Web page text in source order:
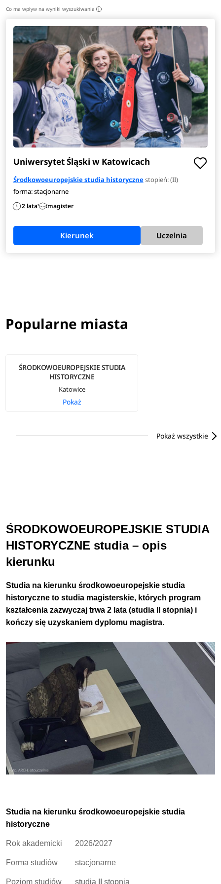
Co ma wpływ na wyniki wyszukiwania i
Uniwersytet Śląski w Katowicach
Środkowoeuropejskie studia historycznestopień: (II)
forma: stacjonarne
2 lata magister
Kierunek Uczelnia
Popularne miasta
ŚRODKOWOEUROPEJSKIE STUDIA
HISTORYCZNE
Katowice
Pokaż
Pokaż wszystkie
ŚRODKOWOEUROPEJSKIE STUDIA
HISTORYCZNE studia – opis
kierunku
Studia na kierunkuśrodkowoeuropejskie studia
historyczne to studia magisterskie, których program
kształcenia zazwyczaj trwa 2 lata (studia II stopnia) i
kończy się uzyskaniem dyplomu magistra.
Studia na kierunku środkowoeuropejskie studia
historyczne
Rok akademicki 2026/2027
Forma studiów stacjonarne
Poziom studiów studia II stopnia